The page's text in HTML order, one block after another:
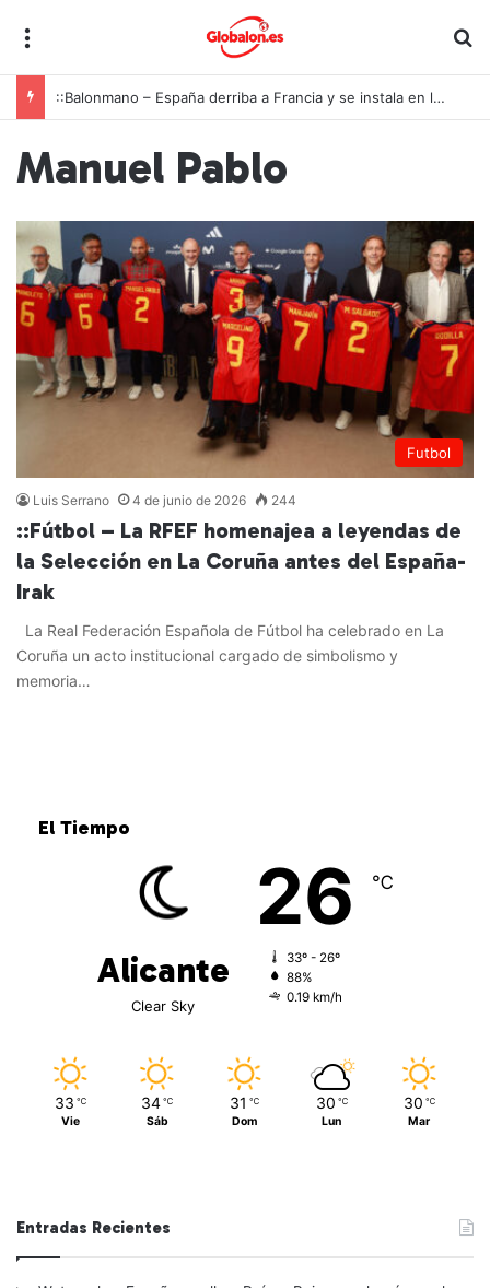
::Balonmano – España derriba a Francia y se instala en las semifinales del Europeo juvenil
Manuel Pablo
Futbol
Luis Serrano 4 de junio de 2026 244
::Fútbol – La RFEF homenajea a leyendas de
la Selección en La Coruña antes del España-
Irak
La Real Federación Española de Fútbol ha celebrado en La
Coruña un acto institucional cargado de simbolismo y
memoria…
El Tiempo
Alicante
Clear Sky
26 ℃
33º - 26º
88%
0.19 km/h
33 ℃
Vie
34 ℃
Sáb
31 ℃
Dom
30 ℃
Lun
30 ℃
Mar
Entradas Recientes